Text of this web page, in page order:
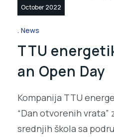
October 2022
News
TTU
an Open Day
Kompanija TTU
“Dan otvorenih vrata”
srednjih škola sa